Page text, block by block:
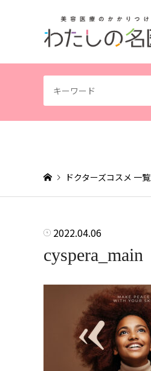
ドクターズコスメ 一覧
2022.04.06
cyspera_main